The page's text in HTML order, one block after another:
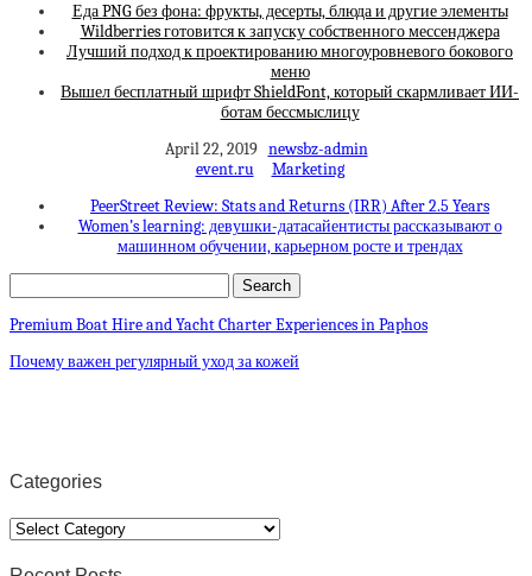
Еда PNG без фона: фрукты, десерты, блюда и другие элементы
Wildberries готовится к запуску собственного мессенджера
Лучший подход к проектированию многоуровневого бокового
меню
Вышел бесплатный шрифт ShieldFont, который скармливает ИИ-
ботам бессмыслицу
April 22, 2019 newsbz-admin
event.ru
Marketing
PeerStreet Review: Stats and Returns (IRR) After 2.5 Years
Women’s learning: девушки-датасайентисты рассказывают о
машинном обучении, карьерном росте и трендах
Premium Boat Hire and Yacht Charter Experiences in Paphos
Почему важен регулярный уход за кожей
Categories
Categories